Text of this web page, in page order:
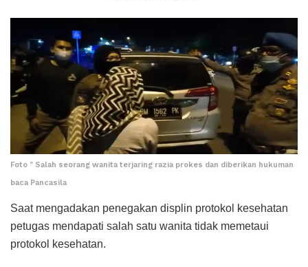
Foto ” Salah seorang wanita terjaring razia prokes dan diberikan hukuman
baca Pancasila
Saat mengadakan penegakan displin protokol kesehatan
petugas mendapati salah satu wanita tidak memetaui
protokol kesehatan.